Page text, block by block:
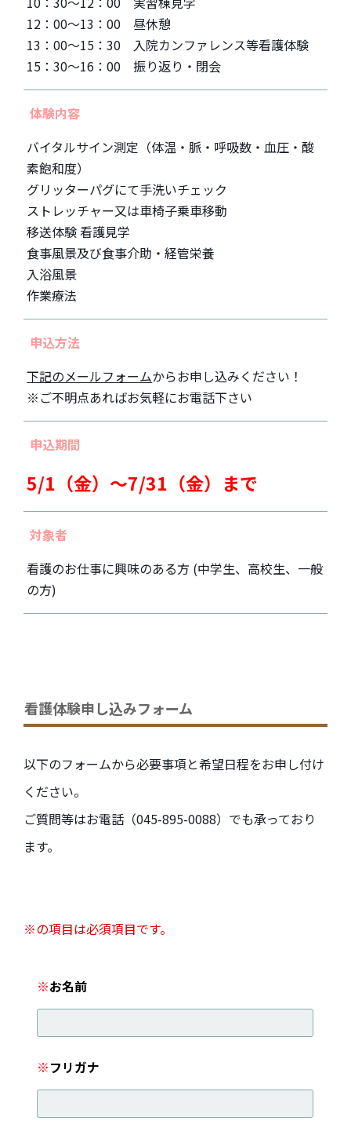
12：00～13：00 昼休憩
13：00～15：30 入院カンファレンス等看護体験
15：30～16：00 振り返り・閉会
体験内容
バイタルサイン測定（体温・脈・呼吸数・血圧・酸
素飽和度）
グリッターパグにて手洗いチェック
ストレッチャー又は車椅子乗車移動
移送体験 看護見学
食事風景及び食事介助・経管栄養
入浴風景
作業療法
申込方法
下記のメールフォームからお申し込みください！
※ご不明点あればお気軽にお電話下さい
申込期間
5/1（金）～7/31（金）まで
対象者
看護のお仕事に興味のある方 (中学生、高校生、一般
の方)
看護体験申し込みフォーム
以下のフォームから必要事項と希望日程をお申し付け
ください。
ご質問等はお電話（045-895-0088）でも承っており
ます。
※の項目は必須項目です。
※お名前
※フリガナ